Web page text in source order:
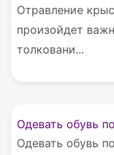
Отравление
произойдет
толковани...
Одевать обувь
Одевать обувь